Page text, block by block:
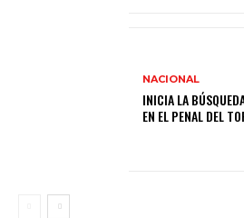
NACIONAL
INICIA LA
EN EL PENAL DEL